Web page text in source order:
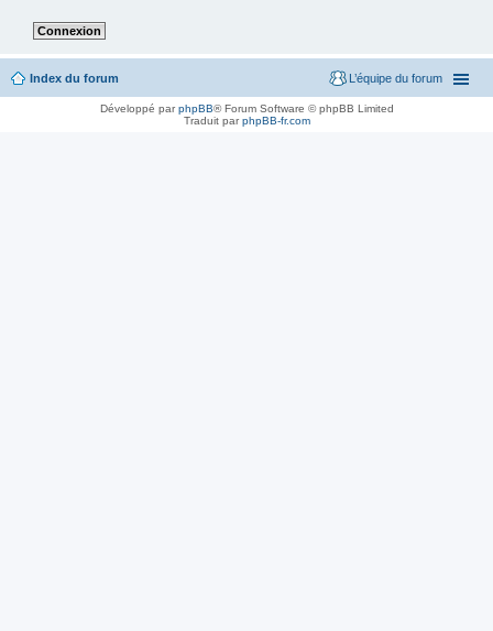
Index du forum L’équipe du forum
Développé parphpBB® Forum Software © phpBB Limited
Traduit parphpBB-fr.com